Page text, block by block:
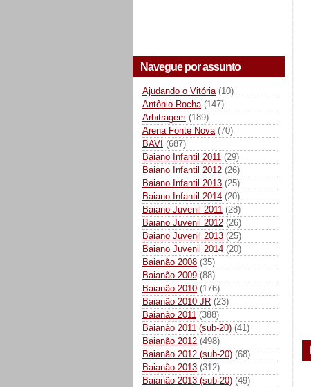
Navegue por assunto
Ajudando o Vitória (10)
Antônio Rocha (147)
Arbitragem (189)
Arena Fonte Nova (70)
BAVI (687)
Baiano Infantil 2011 (29)
Baiano Infantil 2012 (26)
Baiano Infantil 2013 (25)
Baiano Infantil 2014 (20)
Baiano Juvenil 2011 (28)
Baiano Juvenil 2012 (26)
Baiano Juvenil 2013 (25)
Baiano Juvenil 2014 (20)
Baianão 2008 (35)
Baianão 2009 (88)
Baianão 2010 (176)
Baianão 2010 JR (23)
Baianão 2011 (388)
Baianão 2011 (sub-20) (41)
Baianão 2012 (498)
Baianão 2012 (sub-20) (68)
Baianão 2013 (312)
Baianão 2013 (sub-20) (49)